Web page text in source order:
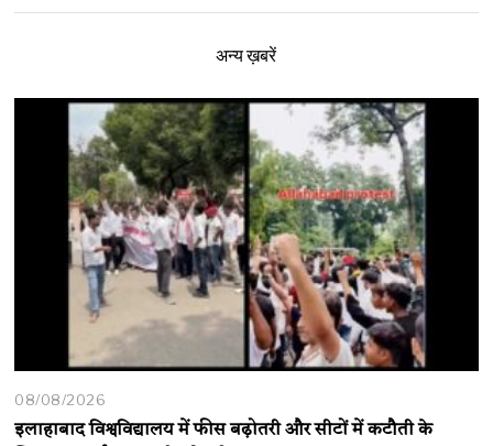
अन्य ख़बरें
08/08/2026
इलाहाबाद विश्वविद्यालय में फीस बढ़ोतरी और सीटों में कटौती के